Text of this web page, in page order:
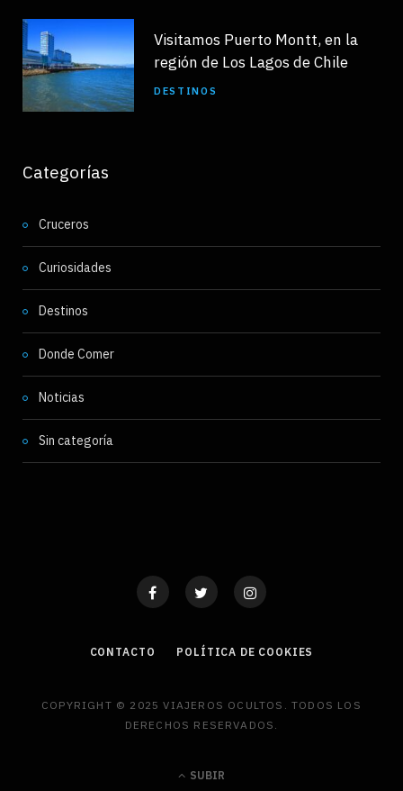
Visitamos Puerto Montt, en la
región de Los Lagos de Chile
DESTINOS
Categorías
Cruceros
Curiosidades
Destinos
Donde Comer
Noticias
Sin categoría
CONTACTO POLÍTICA DE COOKIES
COPYRIGHT © 2025 VIAJEROS OCULTOS. TODOS LOS
DERECHOS RESERVADOS.
SUBIR